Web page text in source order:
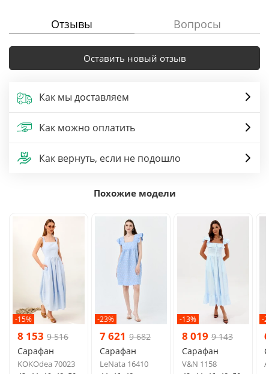
Отзывы Вопросы
Оставить новый отзыв
Как мы доставляем
Как можно оплатить
Как вернуть, если не подошло
Похожие модели
-15%
8 153 9 516
Сарафан
KOKOdea 70023
-23%
7 621 9 682
Сарафан
LeNata 16410
-13%
8 019 9 143
Сарафан
V&N 1158
-